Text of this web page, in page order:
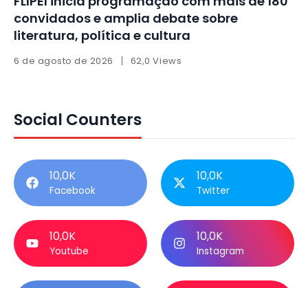
convidados e amplia debate sobre
literatura, política e cultura
6 de agosto de 2026 62,0 Views
Social Counters
10,0K
Facebook
10,0K
Twitter
10,0K
Youtube
10,0K
Instagram